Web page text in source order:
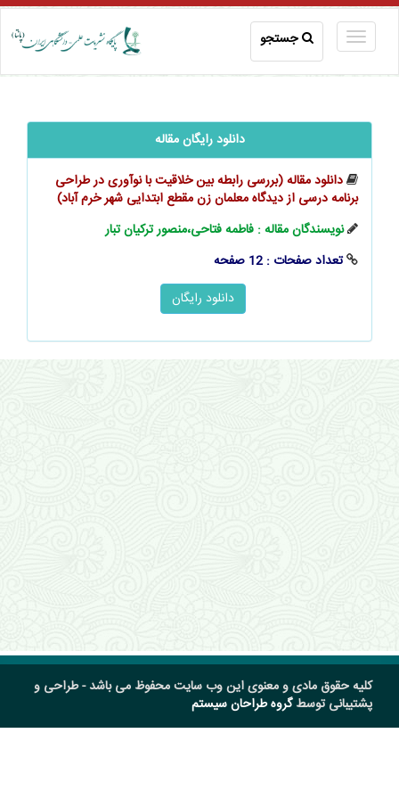
جستجو
دانلود رایگان مقاله
دانلود مقاله (بررسی رابطه بین خلاقیت با نوآوری در طراحی
برنامه درسی از دیدگاه معلمان زن مقطع ابتدایی شهر خرم آباد)
نویسندگان مقاله : فاطمه فتاحی،منصور ترکیان تبار
تعداد صفحات : 12 صفحه
کلیه حقوق مادی و معنوی این وب سایت محفوظ می باشد - طراحی و
پشتیبانی توسطگروه طراحان سیستم